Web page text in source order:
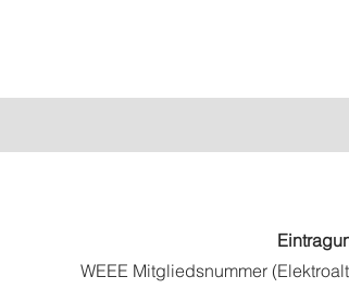
WEEE Mitgliedsnummer